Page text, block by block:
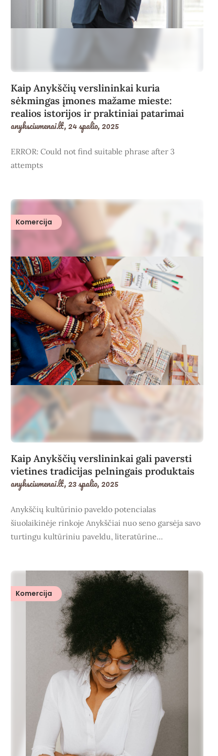
Kaip Anykščių verslininkai kuria
sėkmingas įmones mažame mieste:
realios istorijos ir praktiniai patarimai
anyksciumenai.lt,24 spalio, 2025
ERROR: Could not find suitable phrase after 3
attempts
Komercija
Kaip Anykščių verslininkai gali paversti
vietines tradicijas pelningais produktais
anyksciumenai.lt,23 spalio, 2025
Anykščių kultūrinio paveldo potencialas
šiuolaikinėje rinkoje Anykščiai nuo seno garsėja savo
turtingu kultūriniu paveldu, literatūrine…
Komercija